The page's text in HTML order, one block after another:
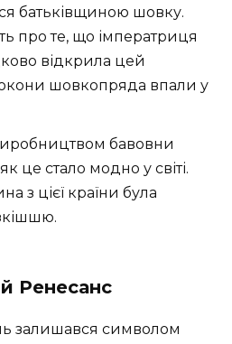
батьківщиною шовку.
про те, що імператриця
відкрила цей
шовкопряда впали у
бавовни
це стало модно у світі.
з цієї країни була
Ренесанс
залишався символом